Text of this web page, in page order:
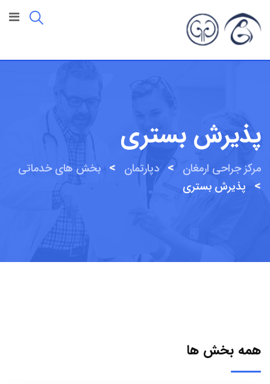
پذیرش بستری
مرکز جراحی ارمغان > دپارتمان > بخش های خدماتی
> پذیرش بستری
همه بخش ها